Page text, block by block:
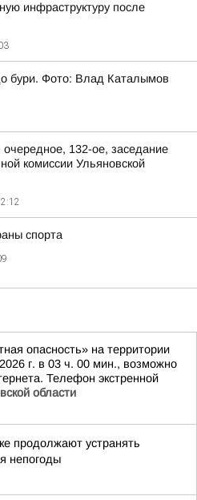
инфраструктуру после
бури. Фото: Влад Каталымов
очередное, 132-ое, заседание
комиссии Ульяновской
спорта
опасность» на территории
г. в 03 ч. 00 мин., возможно
Телефон экстренной
области
продолжают устранять
непогоды